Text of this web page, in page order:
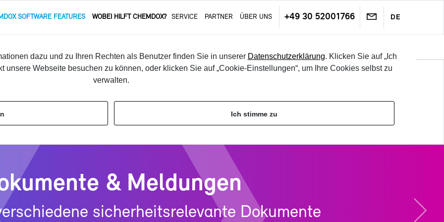
SOFT­WARE FEA­TURES WO­BEI HILFT CHEM­DOX? SER­VICE PART­NER ÜBER UNS +49 30 52001766 DE
dazu und zu Ihren Rechten als Benutzer finden Sie in unserer Datenschutzerklärung. Klicken Sie auf „Ich
unsere Webseite besuchen zu können, oder klicken Sie auf „Cookie-Einstellungen“, um Ihre Cookies selbst zu
verwalten.
Ich stimme zu
& Mel­dun­gen
& Mel­dun­gen
si­cher­heits­re­le­van­te Do­ku­men­te
Nächs­